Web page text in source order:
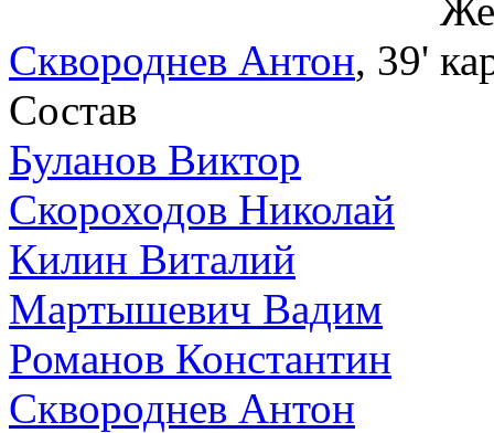
Сквороднев Антон, 39'
Состав
Буланов Виктор
Скороходов Николай
Килин Виталий
Мартышевич Вадим
Романов Константин
Сквороднев Антон